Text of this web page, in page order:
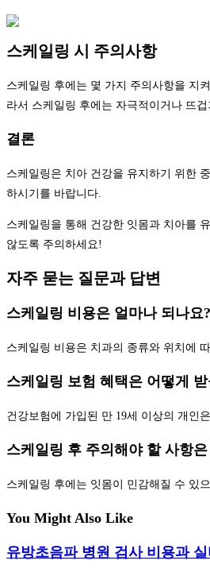
스케일링 시 주의사항
스케일링 후에는 몇 가지 주의사항을 지
라서 스케일링 후에는 자극적이거나 뜨
결론
스케일링은 치아 건강을 유지하기 위한
하시기를 바랍니다.
스케일링을 통해 건강한 잇몸과 치아를
않도록 주의하세요!
자주 묻는 질문과 답변
스케일링 비용은 얼마나 되나요?
스케일링 비용은 치과의 종류와 위치에
스케일링 보험 혜택은 어떻게
건강보험에 가입된 만 19세 이상의 개인
스케일링 후 주의해야 할 사항
스케일링 후에는 잇몸이 민감해질 수 있
You Might Also Like
유방초음파 병원 검사 비용과